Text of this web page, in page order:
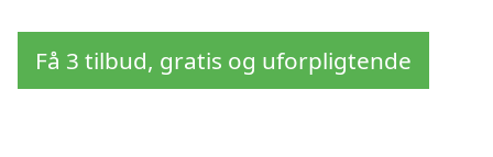
Få 3 tilbud, gratis og uforpligtende